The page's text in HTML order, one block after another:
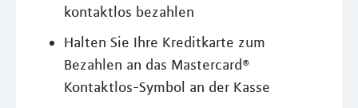
kontaktlos bezahlen
Halten Sie Ihre Kreditkarte zum
Bezahlen an das Mastercard®
Kontaktlos-Symbol an der Kasse